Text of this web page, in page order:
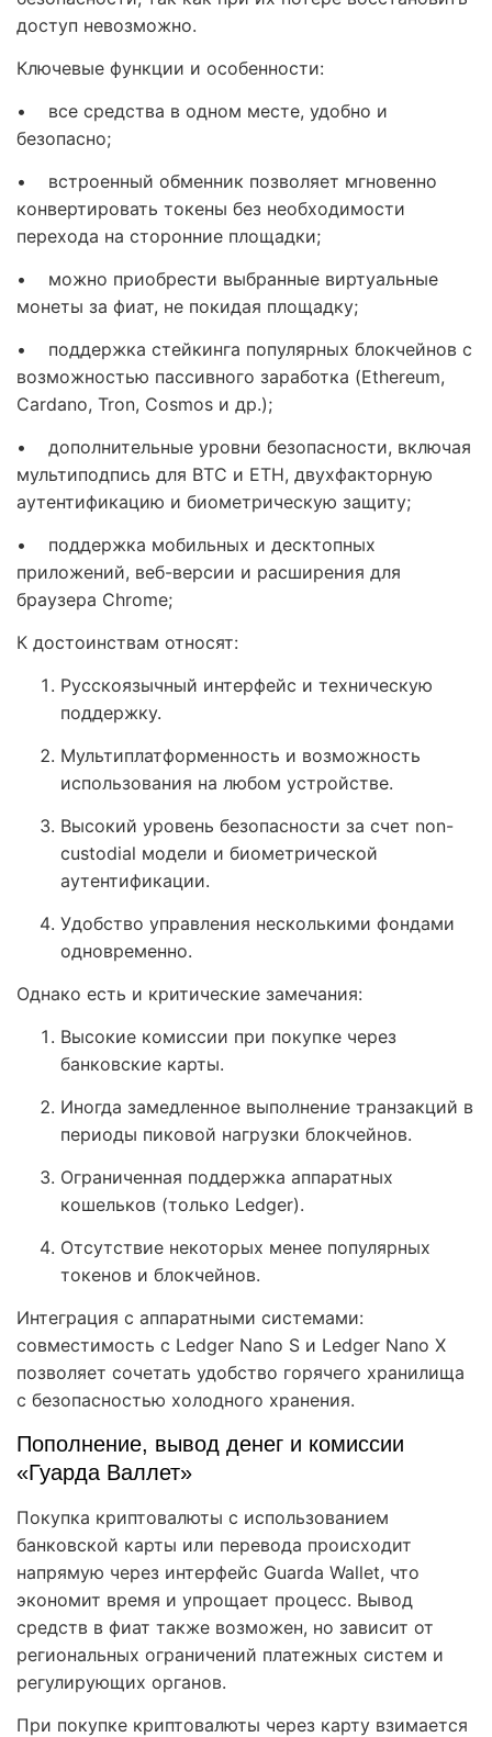
доступ невозможно.
Ключевые функции и особенности:
• все средства в одном месте, удобно и
безопасно;
• встроенный обменник позволяет мгновенно
конвертировать токены без необходимости
перехода на сторонние площадки;
• можно приобрести выбранные виртуальные
монеты за фиат, не покидая площадку;
• поддержка стейкинга популярных блокчейнов с
возможностью пассивного заработка (Ethereum,
Cardano, Tron, Cosmos и др.);
• дополнительные уровни безопасности, включая
мультиподпись для BTC и ETH, двухфакторную
аутентификацию и биометрическую защиту;
• поддержка мобильных и десктопных
приложений, веб-версии и расширения для
браузера Chrome;
К достоинствам относят:
Русскоязычный интерфейс и техническую
поддержку.
Мультиплатформенность и возможность
использования на любом устройстве.
Высокий уровень безопасности за счет non-
custodial модели и биометрической
аутентификации.
Удобство управления несколькими фондами
одновременно.
Однако есть и критические замечания:
Высокие комиссии при покупке через
банковские карты.
Иногда замедленное выполнение транзакций в
периоды пиковой нагрузки блокчейнов.
Ограниченная поддержка аппаратных
кошельков (только Ledger).
Отсутствие некоторых менее популярных
токенов и блокчейнов.
Интеграция с аппаратными системами:
совместимость с Ledger Nano S и Ledger Nano X
позволяет сочетать удобство горячего хранилища
с безопасностью холодного хранения.
Пополнение, вывод денег и комиссии
«Гуарда Валлет»
Покупка криптовалюты с использованием
банковской карты или перевода происходит
напрямую через интерфейс Guarda Wallet, что
экономит время и упрощает процесс. Вывод
средств в фиат также возможен, но зависит от
региональных ограничений платежных систем и
регулирующих органов.
При покупке криптовалюты через карту взимается